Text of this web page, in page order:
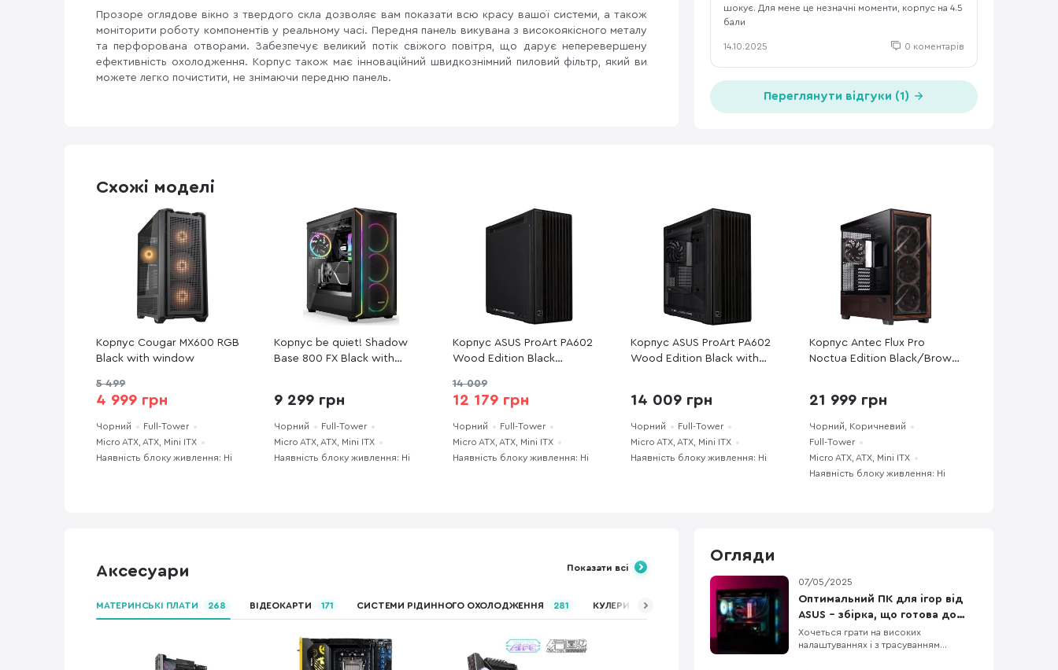
Прозоре оглядове вікно з твердого скла дозволяє вам показати всю красу вашої системи, а також
моніторити роботу компонентів у реальному часі. Передня панель викувана з високоякісного металу
та перфорована отворами. Забезпечує великий потік свіжого повітря, що дарує неперевершену
ефективність охолодження. Корпус також має інноваційний швидкознімний пиловий фільтр, який ви
можете легко почистити, не знімаючи передню панель.
шокує. Для мене це незначні моменти, корпус на 4.5
бали
14.10.2025 0 коментарів
Переглянути відгуки (1)
Схожі моделі
Корпус Cougar MX600 RGB
Black with window
5 499
4 999 грн
Чорний
Full-Tower
Micro ATX, ATX, Mini ITX
Наявність блоку живлення: Ні
Корпус be quiet! Shadow
Base 800 FX Black with
9 299 грн
Чорний
Full-Tower
Micro ATX, ATX, Mini ITX
Наявність блоку живлення: Ні
Корпус ASUS ProArt PA602
Wood Edition Black
14 009
12 179 грн
Чорний
Full-Tower
Micro ATX, ATX, Mini ITX
Наявність блоку живлення: Ні
Корпус ASUS ProArt PA602
Wood Edition Black with
14 009 грн
Чорний
Full-Tower
Micro ATX, ATX, Mini ITX
Наявність блоку живлення: Ні
Корпус Antec Flux Pro
Noctua Edition Black/Brown
21 999 грн
Чорний, Коричневий
Full-Tower
Micro ATX, ATX, Mini ITX
Наявність блоку живлення: Ні
Показати всі
Аксесуари
МАТЕРИНСЬКІ ПЛАТИ 268 ВІДЕОКАРТИ 171 СИСТЕМИ РІДИННОГО ОХОЛОДЖЕННЯ 281 КУЛЕРИ ДЛЯ ПРОЦЕСОРА 262
Огляди
07/05/2025
Оптимальний ПК для ігор від
ASUS – збірка, що готова до
S.T.A.L.K.E.R. 2 і не тільки
Хочеться грати на високих
налаштуваннях і з трасуванням